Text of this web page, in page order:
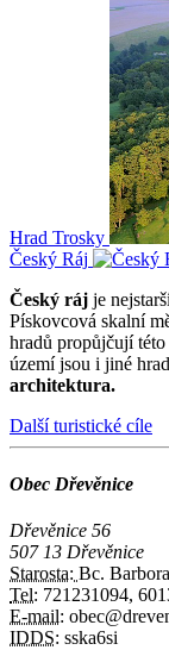
Hrad Trosky
Český Ráj
Český ráj je
Pískovcová skalní
hradů propůjčují
území jsou i jiné
architektura.
Další turistické cíle
Obec Dřevěnice
Dřevěnice 56
507 13 Dřevěnice
Starosta: Bc.
Tel: 721231094,
E-mail:
IDDS: sska6si